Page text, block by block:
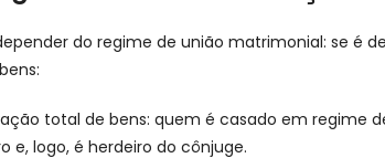
do regime de união matrimonial: se é
total de bens: quem é casado em regime
e, logo, é herdeiro do cônjuge.